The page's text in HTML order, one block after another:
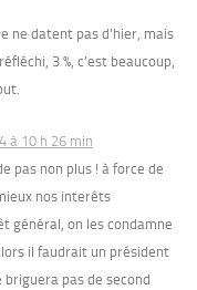
ne datent pas d’hier, mais
3 %, c’est beaucoup,
à 10 h 26 min
pas non plus ! à force de
nos interêts
général, on les condamne
il faudrait un président
briguera pas de second